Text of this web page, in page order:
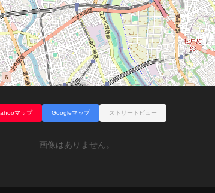
マップ Googleマップ ストリートビュー
画像はありません。